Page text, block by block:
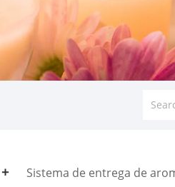
Sistema de entrega de